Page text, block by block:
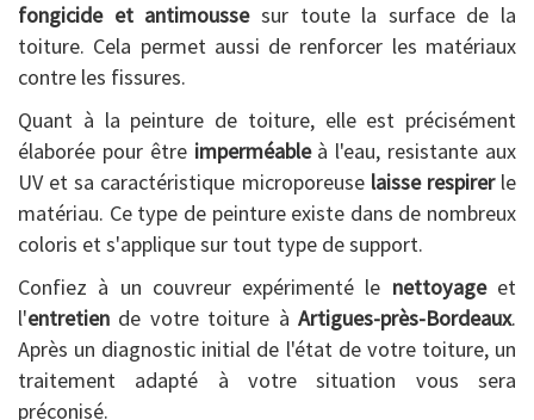
fongicide et antimoussesur toute la surface de la
toiture. Cela permet aussi de renforcer les matériaux
contre les fissures.
Quant à la peinture de toiture, elle est précisément
élaborée pour être imperméableà l'eau, resistante aux
UV et sa caractéristique microporeuse laisse respirerle
matériau. Ce type de peinture existe dans de nombreux
coloris et s'applique sur tout type de support.
Confiez à un couvreur expérimenté le nettoyageet
l'entretien de votre toiture à Artigues-près-Bordeaux.
Après un diagnostic initial de l'état de votre toiture, un
traitement adapté à votre situation vous sera
préconisé.